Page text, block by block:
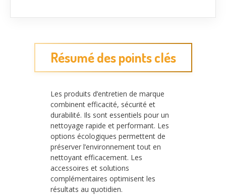
Résumé des points clés
Les produits d’entretien de marque
combinent efficacité, sécurité et
durabilité. Ils sont essentiels pour un
nettoyage rapide et performant. Les
options écologiques permettent de
préserver l’environnement tout en
nettoyant efficacement. Les
accessoires et solutions
complémentaires optimisent les
résultats au quotidien.